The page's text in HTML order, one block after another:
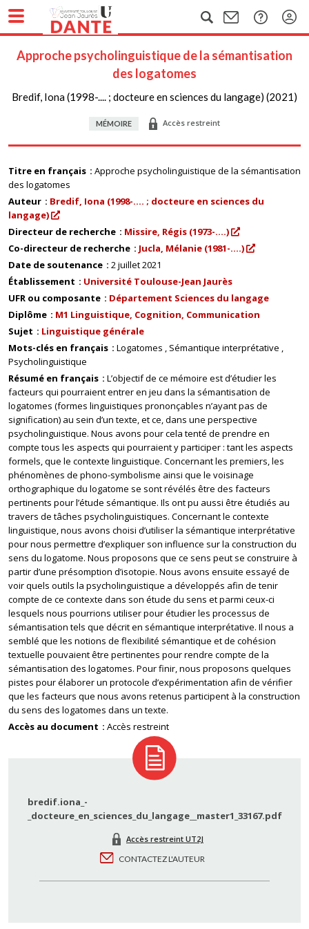
Approche psycholinguistique de la sémantisation
des logatomes
Bredif, Iona (1998-.... ; docteure en sciences du langage) (2021)
MÉMOIRE Accès restreint
Titre en français
Approche psycholinguistique de la sémantisation
des logatomes
Auteur
Bredif, Iona (1998-.... ; docteure en sciences du
langage)
Directeur de recherche
Missire, Régis (1973-....)
Co-directeur de recherche
Jucla, Mélanie (1981-....)
Date de soutenance
2 juillet 2021
Établissement
Université Toulouse-Jean Jaurès
UFR ou composante
Département Sciences du langage
Diplôme
M1 Linguistique, Cognition, Communication
Sujet
Linguistique générale
Mots-clés en français
Logatomes
Sémantique interprétative
Psycholinguistique
Résumé en français
L’objectif de ce mémoire est d’étudier les
facteurs qui pourraient entrer en jeu dans la sémantisation de
logatomes (formes linguistiques prononçables n’ayant pas de
signification) au sein d’un texte, et ce, dans une perspective
psycholinguistique. Nous avons pour cela tenté de prendre en
compte tous les aspects qui pourraient y participer : tant les aspects
formels, que le contexte linguistique. Concernant les premiers, les
phénomènes de phono-symbolisme ainsi que le voisinage
orthographique du logatome se sont révélés être des facteurs
pertinents pour l’étude sémantique. Ils ont pu aussi être étudiés au
travers de tâches psycholinguistiques. Concernant le contexte
linguistique, nous avons choisi d’utiliser la sémantique interprétative
pour nous permettre d’expliquer son influence sur la construction du
sens du logatome. Nous proposons que ce sens peut se construire à
partir d’une présomption d’isotopie. Nous avons ensuite essayé de
voir quels outils la psycholinguistique a développés afin de tenir
compte de ce contexte dans son étude du sens et parmi ceux-ci
lesquels nous pourrions utiliser pour étudier les processus de
sémantisation tels que décrit en sémantique interprétative. Il nous a
semblé que les notions de flexibilité sémantique et de cohésion
textuelle pouvaient être pertinentes pour rendre compte de la
sémantisation des logatomes. Pour finir, nous proposons quelques
pistes pour élaborer un protocole d’expérimentation afin de vérifier
que les facteurs que nous avons retenus participent à la construction
du sens des logatomes dans un texte.
Accès au document
Accès restreint
bredif.iona_-
_docteure_en_sciences_du_langage__master1_33167.pdf
Accès restreint UT2J
CONTACTEZ L'AUTEUR